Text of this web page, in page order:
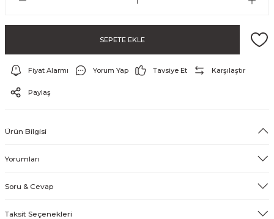
ve Şort
SEPETE EKLE
Fiyat Alarmı Yorum Yap Tavsiye Et Karşılaştır
Paylaş
Ürün Bilgisi
Yorumları
Soru & Cevap
Taksit Seçenekleri